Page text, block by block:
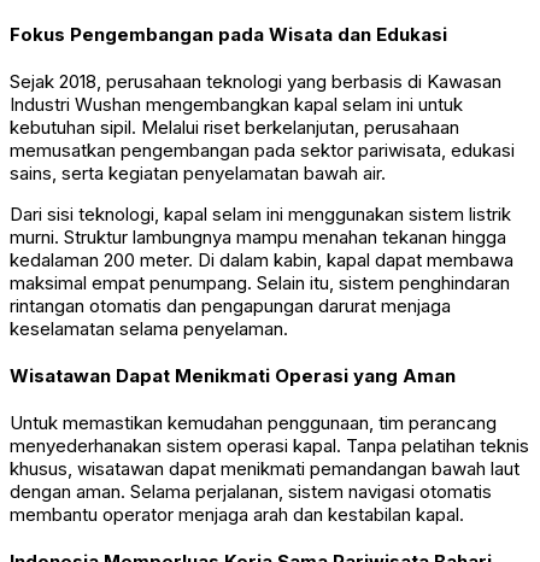
Fokus Pengembangan pada Wisata dan Edukasi
Sejak 2018, perusahaan teknologi yang berbasis di Kawasan
Industri Wushan mengembangkan kapal selam ini untuk
kebutuhan sipil. Melalui riset berkelanjutan, perusahaan
memusatkan pengembangan pada sektor pariwisata, edukasi
sains, serta kegiatan penyelamatan bawah air.
Dari sisi teknologi, kapal selam ini menggunakan sistem listrik
murni. Struktur lambungnya mampu menahan tekanan hingga
kedalaman 200 meter. Di dalam kabin, kapal dapat membawa
maksimal empat penumpang. Selain itu, sistem penghindaran
rintangan otomatis dan pengapungan darurat menjaga
keselamatan selama penyelaman.
Wisatawan Dapat Menikmati Operasi yang Aman
Untuk memastikan kemudahan penggunaan, tim perancang
menyederhanakan sistem operasi kapal. Tanpa pelatihan teknis
khusus, wisatawan dapat menikmati pemandangan bawah laut
dengan aman. Selama perjalanan, sistem navigasi otomatis
membantu operator menjaga arah dan kestabilan kapal.